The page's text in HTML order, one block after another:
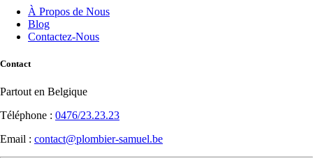
À Propos de Nous
Blog
Contactez-Nous
Contact
Partout en Belgique
Téléphone : 0476/23.23.23
Email : contact@plombier-samuel.be